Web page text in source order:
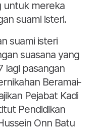
untuk mereka
suami isteri.
suami isteri
suasana yang
lagi pasangan
Beramai-
Pejabat Kadi
Pendidikan
Onn Batu